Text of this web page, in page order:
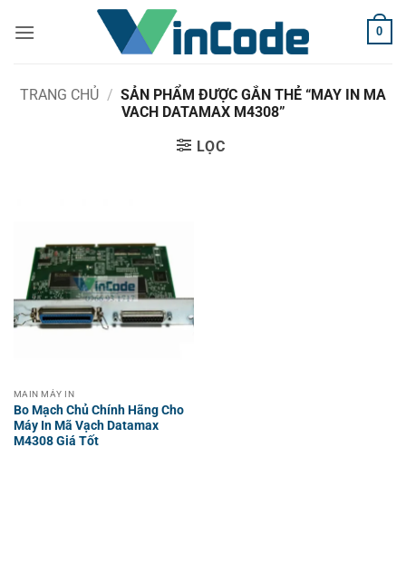
qua
0
TRANG CHỦ / SẢN PHẨM ĐƯỢC GẮN THẺ “MAY IN MA
VACH DATAMAX M4308”
LỌC
MAIN MÁY IN
Bo Mạch Chủ Chính Hãng Cho
Máy In Mã Vạch Datamax
M4308 Giá Tốt